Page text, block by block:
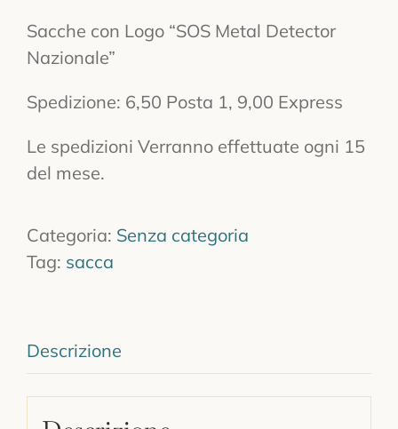
Sacche con Logo “SOS Metal Detector
Nazionale”
Spedizione: 6,50 Posta 1, 9,00 Express
Le spedizioni Verranno effettuate ogni 15
del mese.
Categoria: Senza categoria
Tag: sacca
Descrizione